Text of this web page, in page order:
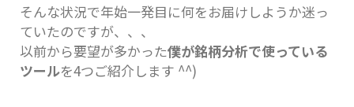
そんな状況で年始一発目に何をお届けしようか迷っ
ていたのですが、、、
以前から要望が多かった僕が銘柄分析で使っている
ツールを4つご紹介します ^^)